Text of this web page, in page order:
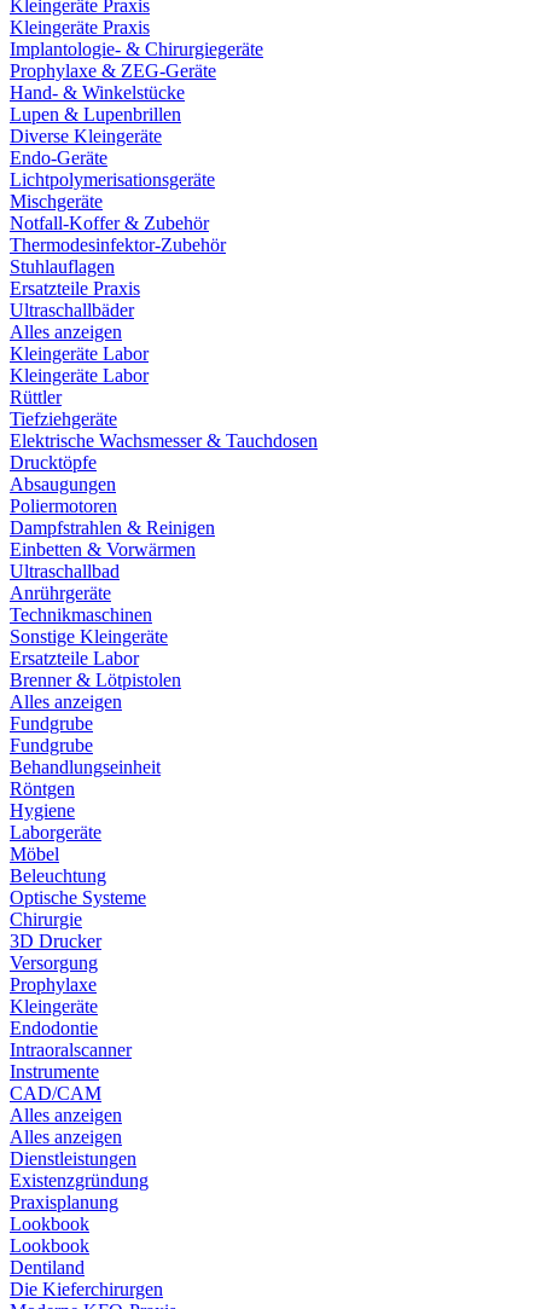
Kleingeräte Praxis
Kleingeräte Praxis
Implantologie- & Chirurgiegeräte
Prophylaxe & ZEG-Geräte
Hand- & Winkelstücke
Lupen & Lupenbrillen
Diverse Kleingeräte
Endo-Geräte
Lichtpolymerisationsgeräte
Mischgeräte
Notfall-Koffer & Zubehör
Thermodesinfektor-Zubehör
Stuhlauflagen
Ersatzteile Praxis
Ultraschallbäder
Alles anzeigen
Kleingeräte Labor
Kleingeräte Labor
Rüttler
Tiefziehgeräte
Elektrische Wachsmesser & Tauchdosen
Drucktöpfe
Absaugungen
Poliermotoren
Dampfstrahlen & Reinigen
Einbetten & Vorwärmen
Ultraschallbad
Anrührgeräte
Technikmaschinen
Sonstige Kleingeräte
Ersatzteile Labor
Brenner & Lötpistolen
Alles anzeigen
Fundgrube
Fundgrube
Behandlungseinheit
Röntgen
Hygiene
Laborgeräte
Möbel
Beleuchtung
Optische Systeme
Chirurgie
3D Drucker
Versorgung
Prophylaxe
Kleingeräte
Endodontie
Intraoralscanner
Instrumente
CAD/CAM
Alles anzeigen
Alles anzeigen
Dienstleistungen
Existenzgründung
Praxisplanung
Lookbook
Lookbook
Dentiland
Die Kieferchirurgen